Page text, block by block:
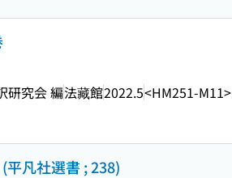
研究会 編法藏館2022.5<HM251-M11>
平凡社選書 ; 238)